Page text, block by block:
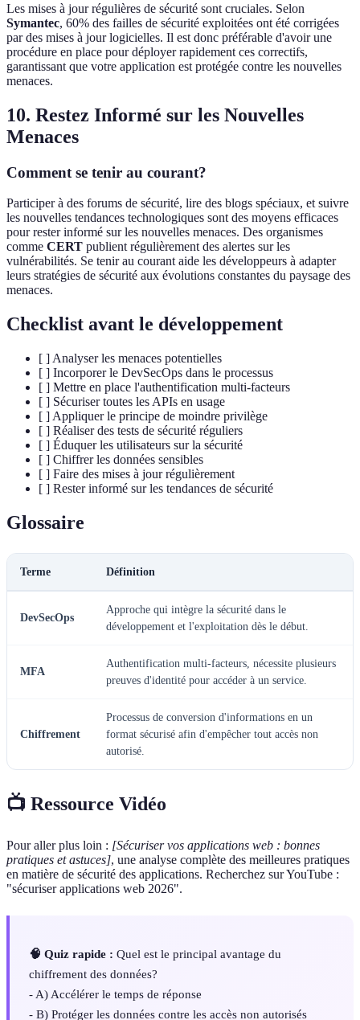
Les mises à jour régulières de sécurité sont cruciales. Selon
Symantec, 60% des failles de sécurité exploitées ont été corrigées
par des mises à jour logicielles. Il est donc préférable d'avoir une
procédure en place pour déployer rapidement ces correctifs,
garantissant que votre application est protégée contre les nouvelles
menaces.
10. Restez Informé sur les Nouvelles
Menaces
Comment se tenir au courant?
Participer à des forums de sécurité, lire des blogs spéciaux, et suivre
les nouvelles tendances technologiques sont des moyens efficaces
pour rester informé sur les nouvelles menaces. Des organismes
comme CERT publient régulièrement des alertes sur les
vulnérabilités. Se tenir au courant aide les développeurs à adapter
leurs stratégies de sécurité aux évolutions constantes du paysage des
menaces.
Checklist avant le développement
[ ] Analyser les menaces potentielles
[ ] Incorporer le DevSecOps dans le processus
[ ] Mettre en place l'authentification multi-facteurs
[ ] Sécuriser toutes les APIs en usage
[ ] Appliquer le principe de moindre privilège
[ ] Réaliser des tests de sécurité réguliers
[ ] Éduquer les utilisateurs sur la sécurité
[ ] Chiffrer les données sensibles
[ ] Faire des mises à jour régulièrement
[ ] Rester informé sur les tendances de sécurité
Glossaire
Terme Définition
DevSecOps
Approche qui intègre la sécurité dans le
développement et l'exploitation dès le début.
MFA
Authentification multi-facteurs, nécessite plusieurs
preuves d'identité pour accéder à un service.
Chiffrement
Processus de conversion d'informations en un
format sécurisé afin d'empêcher tout accès non
autorisé.
📺 Ressource Vidéo
Pour aller plus loin : [Sécuriser vos applications web : bonnes
pratiques et astuces], une analyse complète des meilleures pratiques
en matière de sécurité des applications. Recherchez sur YouTube :
"sécuriser applications web 2026".
🧠 Quiz rapide : Quel est le principal avantage du
chiffrement des données?
- A) Accélérer le temps de réponse
- B) Protéger les données contre les accès non autorisés